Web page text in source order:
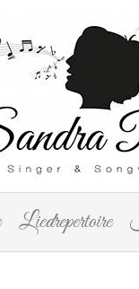
Liedrepertoire